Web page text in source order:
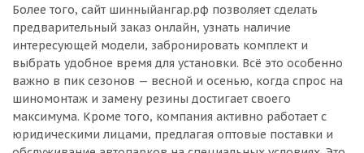
Более того, сайт шинныйангар.рф позволяет сделать
предварительный заказ онлайн, узнать наличие
интересующей модели, забронировать комплект и
выбрать удобное время для установки. Всё это особенно
важно в пик сезонов — весной и осенью, когда спрос на
шиномонтаж и замену резины достигает своего
максимума. Кроме того, компания активно работает с
юридическими лицами, предлагая оптовые поставки и